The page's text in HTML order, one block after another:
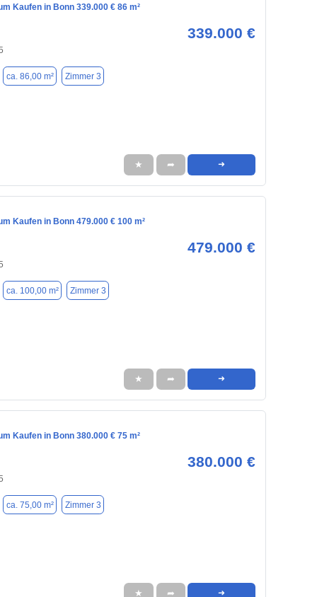
Kaufen in Bonn 339.000 € 86 m²
339.000 €
ca. 86,00 m² Zimmer 3
★ ➦ ➜
Kaufen in Bonn 479.000 € 100 m²
479.000 €
ca. 100,00 m² Zimmer 3
★ ➦ ➜
Kaufen in Bonn 380.000 € 75 m²
380.000 €
ca. 75,00 m² Zimmer 3
★ ➦ ➜